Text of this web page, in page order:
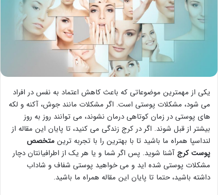
یکی از مهمترین موضوعاتی که باعث کاهش اعتماد به نفس در افراد
می شود، مشکلات پوستی است. اگر مشکلات مانند جوش، آکنه و لکه
های پوستی در زمان کوتاهی درمان نشوند، می توانند روز به روز
بیشتر از قبل شوند. اگر در کرج زندگی می کنید، تا پایان این مقاله از
لنداسپا همراه ما باشید تا با بهترین را با تجربه ترین متخصص
پوست کرج آشنا شوید. پس اگر شما و یا هر یک از اطرافیانتان دچار
مشکلات پوستی شده اید و می خواهید پوستی شفاف و شاداب
داشته باشید، حتما تا پایان این مقاله همراه ما باشید.